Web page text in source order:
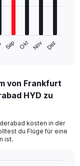
Sep Okt Nov Dez
von Frankfurt
HYD zu
kosten in der
du Flüge für eine
ist.